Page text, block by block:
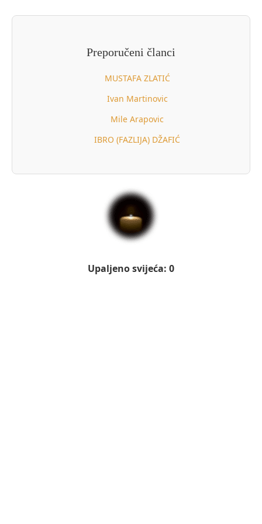
Preporučeni članci
MUSTAFA ZLATIĆ
Ivan Martinovic
Mile Arapovic
IBRO (FAZLIJA) DŽAFIĆ
Upaljeno svijeća: 0